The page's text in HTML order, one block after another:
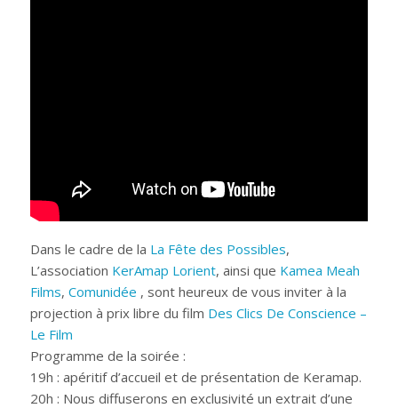
Dans le cadre de la La Fête des Possibles,
L’association KerAmap Lorient, ainsi que Kamea Meah
Films, Comunidée , sont heureux de vous inviter à la
projection à prix libre du film Des Clics De Conscience –
Le Film
Programme de la soirée :
19h : apéritif d’accueil et de présentation de Keramap.
20h : Nous diffuserons en exclusivité un extrait d’une